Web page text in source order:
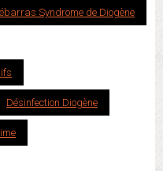
Syndrome de Diogène
Désinfection Diogène